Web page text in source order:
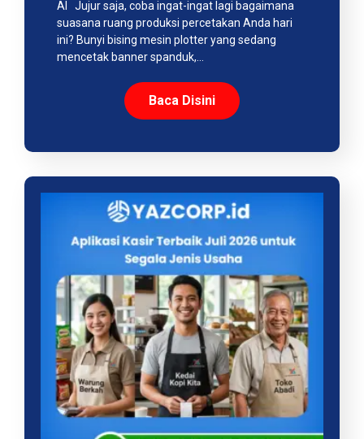
AI Jujur saja, coba ingat-ingat lagi bagaimana
suasana ruang produksi percetakan Anda hari
ini? Bunyi bising mesin plotter yang sedang
mencetak banner spanduk,…
Baca Disini